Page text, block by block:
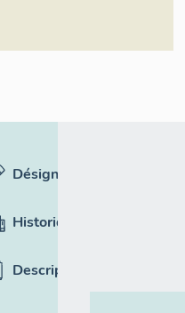
Désignation
Historique
Description